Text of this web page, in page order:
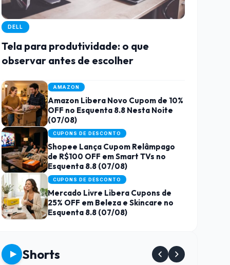
DELL
Tela para produtividade: o que
observar antes de escolher
AMAZON
Amazon Libera Novo Cupom de 10%
OFF no Esquenta 8.8 Nesta Noite
(07/08)
CUPONS DE DESCONTO
Shopee Lança Cupom Relâmpago
de R$100 OFF em Smart TVs no
Esquenta 8.8 (07/08)
CUPONS DE DESCONTO
Mercado Livre Libera Cupons de
25% OFF em Beleza e Skincare no
Esquenta 8.8 (07/08)
Shorts